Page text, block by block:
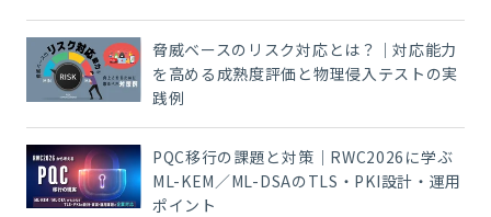
脅威ベースのリスク対応とは？｜対応能力
を高める成熟度評価と物理侵入テストの実
践例
PQC移行の課題と対策｜RWC2026に学ぶ
ML-KEM／ML-DSAのTLS・PKI設計・運用
ポイント